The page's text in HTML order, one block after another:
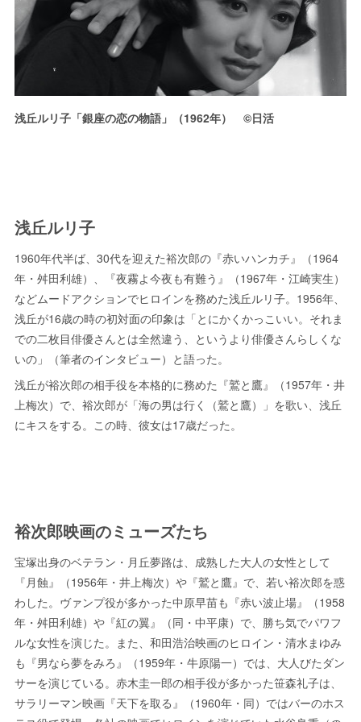
浅丘ルリ子「銀座の恋の物語」（1962年） ©日活
浅丘ルリ子
1960年代半ば、30代を迎えた裕次郎の『赤いハンカチ』（1964
年・舛田利雄）、『夜霧よ今夜も有難う』（1967年・江崎実生）
などムードアクションでヒロインを務めた浅丘ルリ子。1956年、
浅丘が16歳の時の初対面の印象は「とにかくかっこいい。それま
での二枚目俳優さんとは全然違う、というより俳優さんらしくな
いの」（筆者のインタビュー）と語った。
浅丘が裕次郎の相手役を本格的に務めた『鷲と鷹』（1957年・井
上梅次）で、裕次郎が「海の男は行く（鷲と鷹）」を歌い、浅丘
にキスをする。この時、彼女は17歳だった。
裕次郎映画のミューズたち
宝塚出身のベテラン・月丘夢路は、成熟した大人の女性として
『月蝕』（1956年・井上梅次）や『鷲と鷹』で、若い裕次郎を惑
わした。ヴァンプ役が多かった中原早苗も『赤い波止場』（1958
年・舛田利雄）や『紅の翼』（同・中平康）で、勝ち気でパワフ
ルな女性を演じた。また、和田浩治映画のヒロイン・清水まゆみ
も『男なら夢をみろ』（1959年・牛原陽一）では、大人びたダン
サーを演じている。赤木圭一郎の相手役が多かった笹森礼子は、
サラリーマン映画『天下を取る』（1960年・同）ではバーのホス